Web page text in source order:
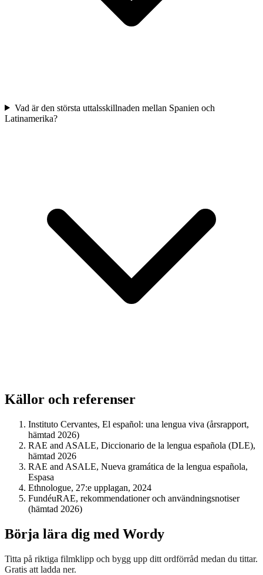
Vad är den största uttalsskillnaden mellan Spanien och
Latinamerika?
Källor och referenser
Instituto Cervantes, El español: una lengua viva (årsrapport,
hämtad 2026)
RAE and ASALE, Diccionario de la lengua española (DLE),
hämtad 2026
RAE and ASALE, Nueva gramática de la lengua española,
Espasa
Ethnologue, 27:e upplagan, 2024
FundéuRAE, rekommendationer och användningsnotiser
(hämtad 2026)
Börja lära dig med Wordy
Titta på riktiga filmklipp och bygg upp ditt ordförråd medan du tittar.
Gratis att ladda ner.